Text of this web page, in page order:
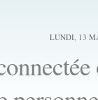
LUNDI, 13